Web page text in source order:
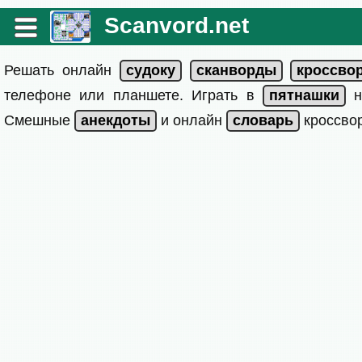
Scanvord.net
Решать онлайн
телефоне или планшете. Играть в
Смешные
и онлайн